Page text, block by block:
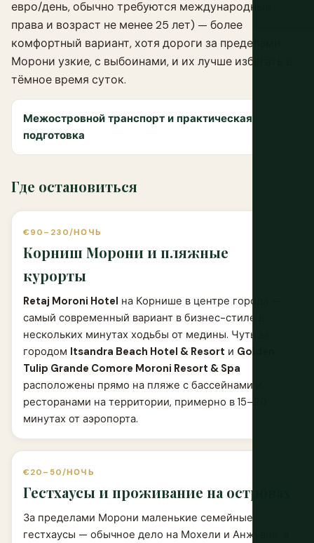
евро/день, обычно требуются международные
права и возраст не менее 25 лет) — более
комфортный вариант, хотя дороги за пределами
Морони узкие, с выбоинами, и их лучше избегать в
тёмное время суток.
Межостровной транспорт и практическая
подготовка
Где остановиться
€90–230/НОЧЬ
Корниш Морони и пляжные
курорты
Retaj Moroni Hotel на Корнише в центре города —
самый современный вариант в бизнес-стиле в
нескольких минутах ходьбы от медины. Чуть за
городом Itsandra Beach Hotel & Resort и Golden
Tulip Grande Comore Moroni Resort & Spa
расположены прямо на пляже с бассейнами и
ресторанами на территории, примерно в 15–20
минутах от аэропорта.
€20–50/НОЧЬ
Гестхаусы и проживание на островах
За пределами Морони маленькие семейные
гестхаусы — обычное дело на Мохели и Анжуане, а